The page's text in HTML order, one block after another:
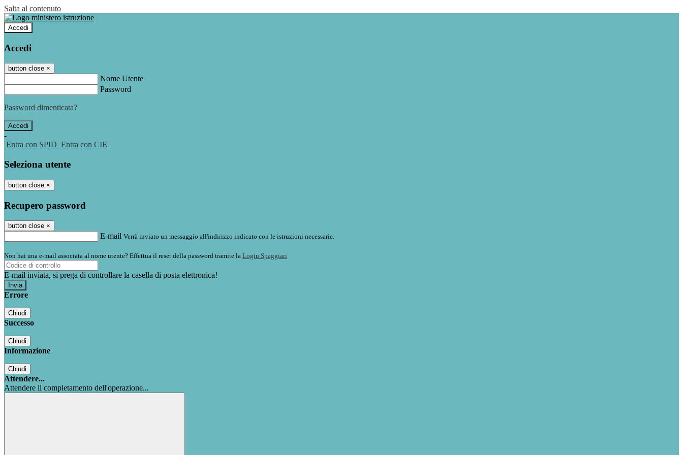
Salta al contenuto
Accedi
Accedi
button close ×
Nome Utente
Password
Password dimenticata?
-
Entra con SPID Entra con CIE
Seleziona utente
button close ×
Recupero password
button close ×
E-mail Verrà inviato un messaggio all'indirizzo indicato con le istruzioni necessarie.
Non hai una e-mail associata al nome utente? Effettua il reset della password tramite la Login Spaggiari
E-mail inviata, si prega di controllare la casella di posta elettronica!
Errore
Chiudi
Successo
Chiudi
Informazione
Chiudi
Attendere...
Attendere il completamento dell'operazione...